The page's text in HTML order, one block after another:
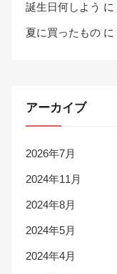
誕生日何しよう に
夏に買ったもの に
アーカイブ
2026年7月
2024年11月
2024年8月
2024年5月
2024年4月